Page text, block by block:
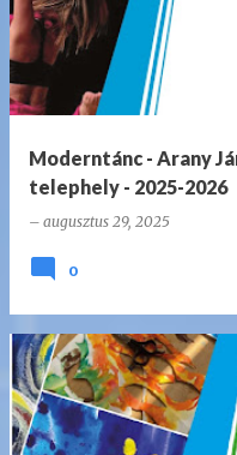
Moderntánc - Arany
telephely - 2025-2026
– augusztus 29, 2025
0